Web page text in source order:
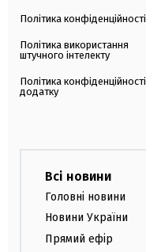
Політика конфіденційності
Політика використання
штучного інтелекту
Політика конфіденційності
додатку
Всі новини
Головні новини
Новини України
Прямий ефір